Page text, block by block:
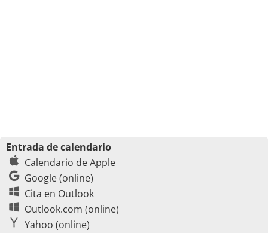
Entrada de calendario
Calendario de Apple
Google (online)
Cita en Outlook
Outlook.com (online)
Yahoo (online)